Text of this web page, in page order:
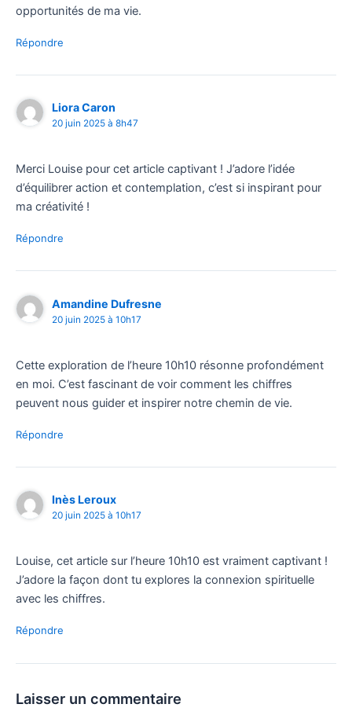
opportunités de ma vie.
Répondre
Liora Caron
20 juin 2025 à 8h47
Merci Louise pour cet article captivant ! J’adore l’idée
d’équilibrer action et contemplation, c’est si inspirant pour
ma créativité !
Répondre
Amandine Dufresne
20 juin 2025 à 10h17
Cette exploration de l’heure 10h10 résonne profondément
en moi. C’est fascinant de voir comment les chiffres
peuvent nous guider et inspirer notre chemin de vie.
Répondre
Inès Leroux
20 juin 2025 à 10h17
Louise, cet article sur l’heure 10h10 est vraiment captivant !
J’adore la façon dont tu explores la connexion spirituelle
avec les chiffres.
Répondre
Laisser un commentaire